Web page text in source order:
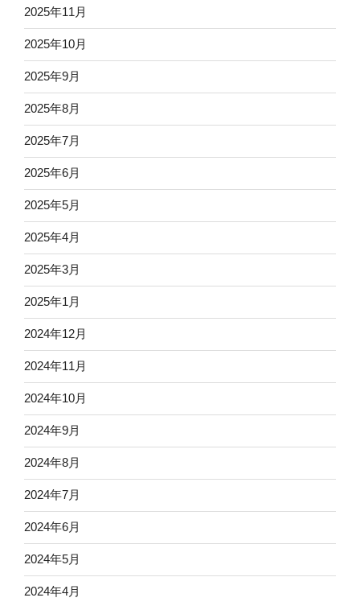
2025年11月
2025年10月
2025年9月
2025年8月
2025年7月
2025年6月
2025年5月
2025年4月
2025年3月
2025年1月
2024年12月
2024年11月
2024年10月
2024年9月
2024年8月
2024年7月
2024年6月
2024年5月
2024年4月